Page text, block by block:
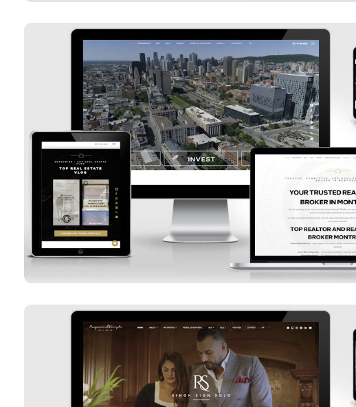
Groupe Giuseppe Cartolano Inc.
Voir